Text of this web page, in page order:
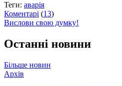
Теги: аварія
Коментарі (13)
Вислови свою думку!
Останні новини
Більше новин
Архів